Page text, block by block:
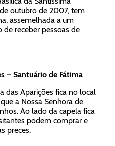
outubro de 2007, tem
assemelhada a um
receber pessoas de
– Santuário de Fátima
das Aparições fica no local
a Nossa Senhora de
Ao lado da capela fica
podem comprar e
preces.